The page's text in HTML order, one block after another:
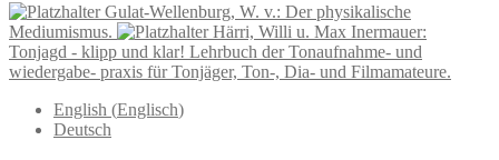
Gulat-Wellenburg, W. v.: Der physikalische
Mediumismus.
Härri, Willi u. Max Inermauer:
Tonjagd - klipp und klar! Lehrbuch der Tonaufnahme- und
wiedergabe- praxis für Tonjäger, Ton-, Dia- und Filmamateure.
English (Englisch)
Deutsch